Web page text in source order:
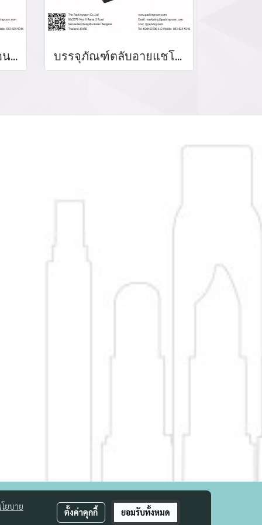
บรรจุภัณฑ์ตลับบลัชออน blush on packaging ร้านขายบรรจุภัณฑ์ จำหน่ายบรรจุภัณฑ์เครื่องสำอางทุกประเภท บรรจุภัณฑ์ตลับอายแชโดว์ Eyeshadow package บรรจุภัณฑ์เครื่องสำอาง
ยบาย
ตั้งค่าคุกกี้ ยอมรับทั้งหมด